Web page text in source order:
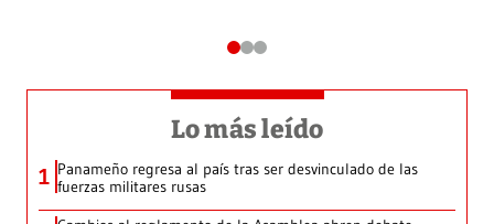
Lo más leído
1 Panameño regresa al país tras ser desvinculado de las
fuerzas militares rusas